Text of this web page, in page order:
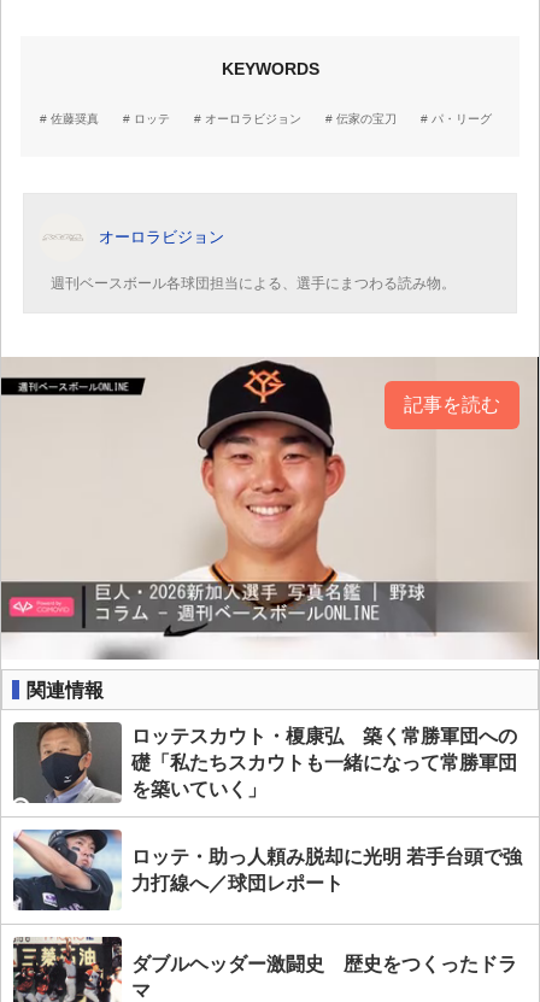
KEYWORDS
佐藤奨真 ロッテ オーロラビジョン 伝家の宝刀 パ・リーグ
オーロラビジョン
週刊ベースボール各球団担当による、選手にまつわる読み物。
記事を読む
関連情報
ロッテスカウト・榎康弘 築く常勝軍団への
礎「私たちスカウトも一緒になって常勝軍団
を築いていく」
ロッテ・助っ人頼み脱却に光明 若手台頭で強
力打線へ／球団レポート
ダブルヘッダー激闘史 歴史をつくったドラ
マ